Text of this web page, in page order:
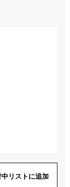
リストに追加